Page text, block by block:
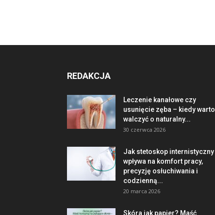
REDAKCJA
Leczenie kanałowe czy
usunięcie zęba – kiedy warto
walczyć o naturalny...
30 czerwca 2026
Jak stetoskop internistyczny
wpływa na komfort pracy,
precyzję osłuchiwania i
codzienną...
20 marca 2026
Skóra jak papier? Maść